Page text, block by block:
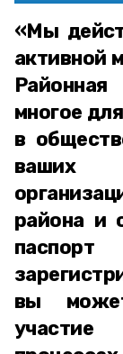
«Мы
активной
многое
в
ваших
района и
вы